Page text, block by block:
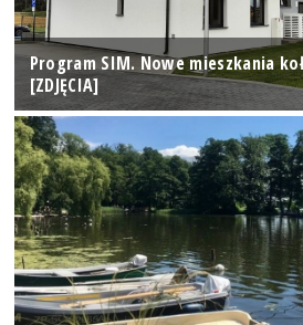
Program SIM. Nowe mieszkania
[ZDJĘCIA]